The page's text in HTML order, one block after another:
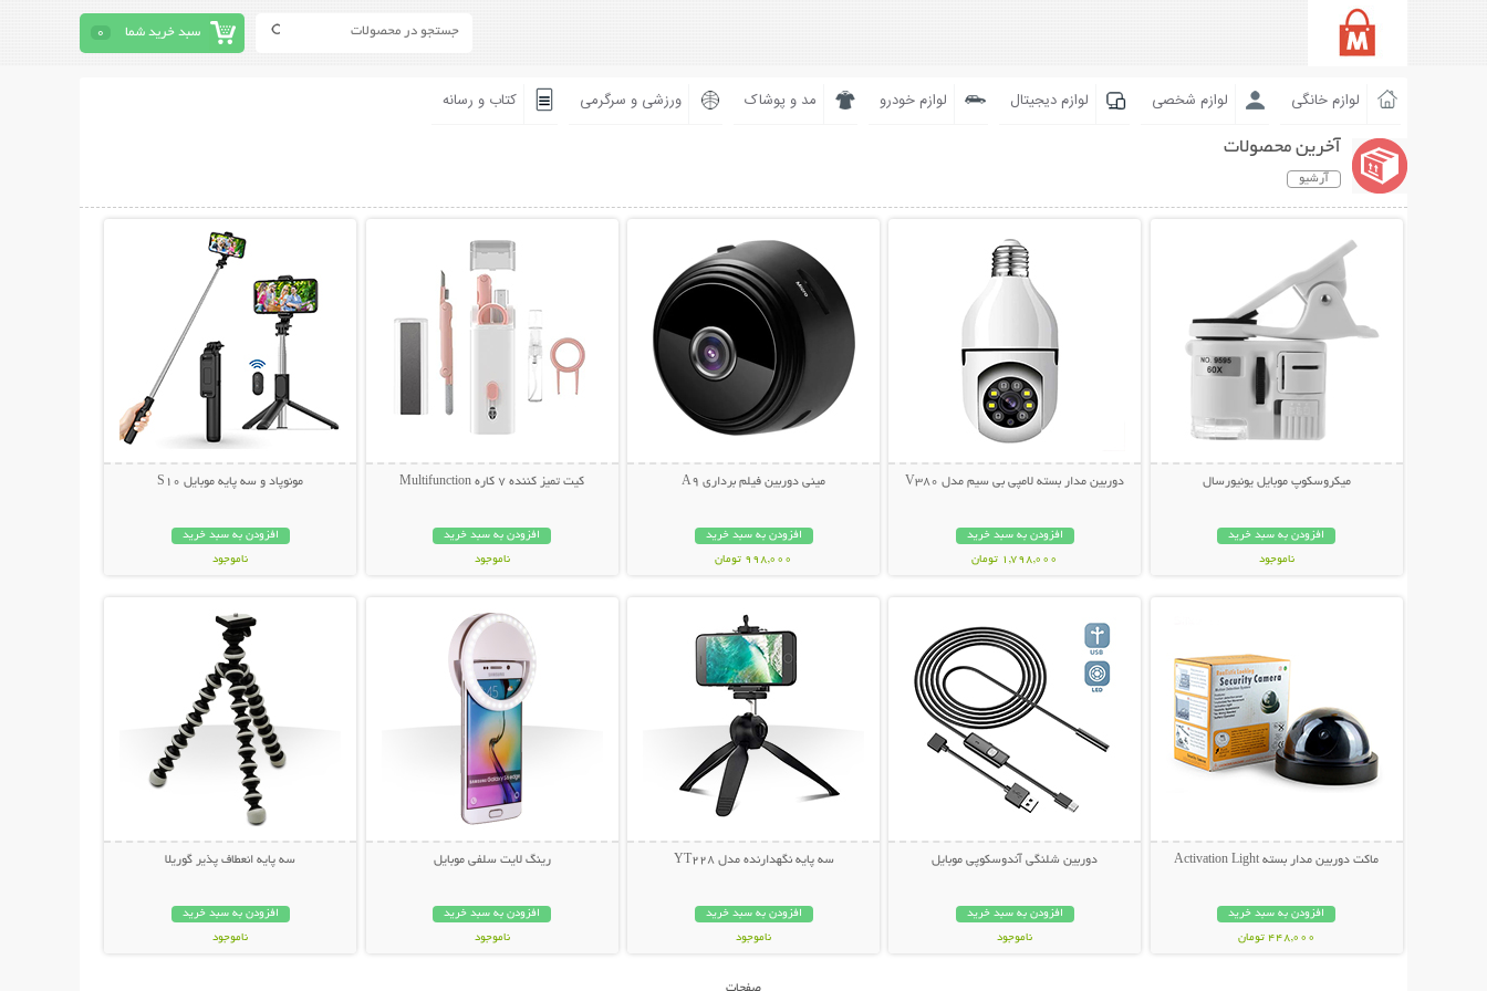
سبد خرید شما 0
لوازم خانگی لوازم شخصی لوازم دیجیتال لوازم خودرو مد و پوشاک ورزشی و سرگرمی کتاب و رسانه
آخرین محصولات
آرشیو
میکروسکوپ موبایل یونیورسال
افزودن به سبد خرید
ناموجود
دوربین مدار بسته لامپی بی سیم مدل V380
افزودن به سبد خرید
1,798,000 تومان
مینی دوربین فیلم برداری A9
افزودن به سبد خرید
998,000 تومان
کیت تمیز کننده 7 کاره Multifunction
افزودن به سبد خرید
ناموجود
مونوپاد و سه پایه موبایل S10
افزودن به سبد خرید
ناموجود
ماکت دوربین مدار بسته Activation Light
افزودن به سبد خرید
448,000 تومان
دوربین شلنگی آندوسکوپی موبایل
افزودن به سبد خرید
ناموجود
سه پایه نگهدارنده مدل YT228
افزودن به سبد خرید
ناموجود
رینگ لایت سلفی موبایل
افزودن به سبد خرید
ناموجود
سه پایه انعطاف پذیر گوریلا
افزودن به سبد خرید
ناموجود